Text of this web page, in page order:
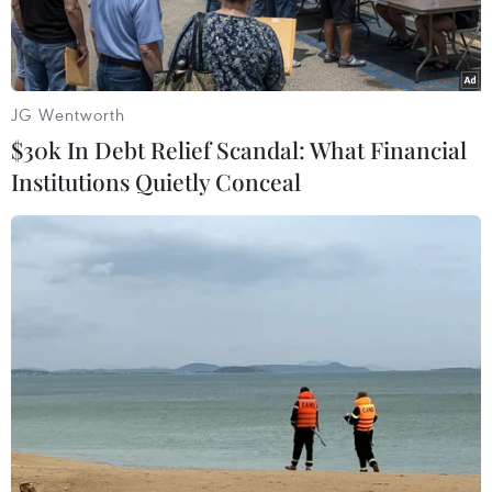
thi đông thứ hai cả nước.
Thí sinh thi tốt nghiệp trung học phổ thông. (Ảnh: TTXVN)
Kỳ thi tốt nghiệp Trung học phổ thông năm 2025
là kỳ thi đầu tiên tổ chức theo Chương trình giáo
JG Wentworth
$30k In Debt Relief Scandal: What Financial
Institutions Quietly Conceal